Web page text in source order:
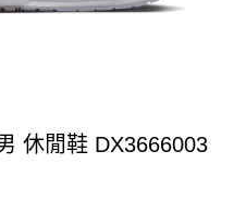
休閒鞋 DX3666003